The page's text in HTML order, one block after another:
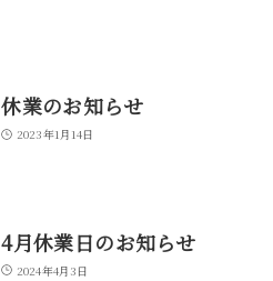
休業のお知らせ
2023年1月14日
4月休業日のお知らせ
2024年4月3日